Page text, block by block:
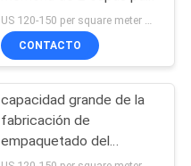
Capsulation
CONTACTO
capacidad grande de la
fabricación de
empaquetado del
substrato de la memoria